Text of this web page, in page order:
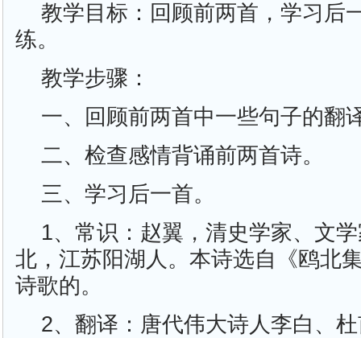
教学目标：回顾前两首，学习后
练。
教学步骤：
一、回顾前两首中一些句子的翻
二、检查感情背诵前两首诗。
三、学习后一首。
1、常识：赵翼，清史学家、文
北，江苏阳湖人。本诗选自《鸥北
诗歌的。
2、翻译：唐代伟大诗人李白、